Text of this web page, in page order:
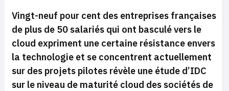
Vingt-neuf pour cent des entreprises françaises
de plus de 50 salariés qui ont basculé vers le
cloud expriment une certaine résistance envers
la technologie et se concentrent actuellement
sur des projets pilotes révèle une étude d’IDC
sur le niveau de maturité cloud des sociétés de